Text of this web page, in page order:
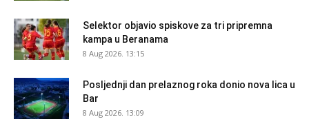
Selektor objavio spiskove za tri pripremna
kampa u Beranama
8 Aug 2026. 13:15
Posljednji dan prelaznog roka donio nova lica u
Bar
8 Aug 2026. 13:09